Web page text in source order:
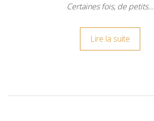
Certaines fois, de petits…
Lire la suite